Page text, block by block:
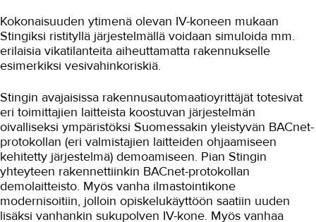
työharjoittelukohde
Insinööriopiskelijat käytännön
jaksolla
Urheiluhieronta
Työyhteisö ja työura
Valimotekniikka
Ympäristöala
Kokonaisuuden ytimenä olevan IV-koneen mukaan
Stingiksi ristityllä järjestelmällä voidaan simuloida mm.
erilaisia vikatilanteita aiheuttamatta rakennukselle
esimerkiksi vesivahinkoriskiä.
Stingin avajaisissa rakennusautomaatioyrittäjät totesivat
eri toimittajien laitteista koostuvan järjestelmän
oivalliseksi ympäristöksi Suomessakin yleistyvän BACnet-
protokollan (eri valmistajien laitteiden ohjaamiseen
kehitetty järjestelmä) demoamiseen. Pian Stingin
yhteyteen rakennettiinkin BACnet-protokollan
demolaitteisto. Myös vanha ilmastointikone
modernisoitiin, jolloin opiskelukäyttöön saatiin uuden
lisäksi vanhankin sukupolven IV-kone. Myös vanhaa